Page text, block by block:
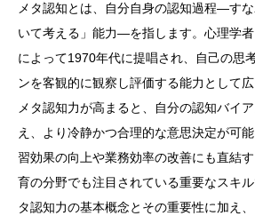
メタ認知とは、自分自身の認知過程―す
いて考える」能力―を指します。心理学
によって1970年代に提唱され、自己の思
ンを客観的に観察し評価する能力として
メタ認知力が高まると、自分の認知バイ
え、より冷静かつ合理的な意思決定が可
習効果の向上や業務効率の改善にも直結
育の分野でも注目されている重要なスキ
タ認知力の基本概念とその重要性に加え